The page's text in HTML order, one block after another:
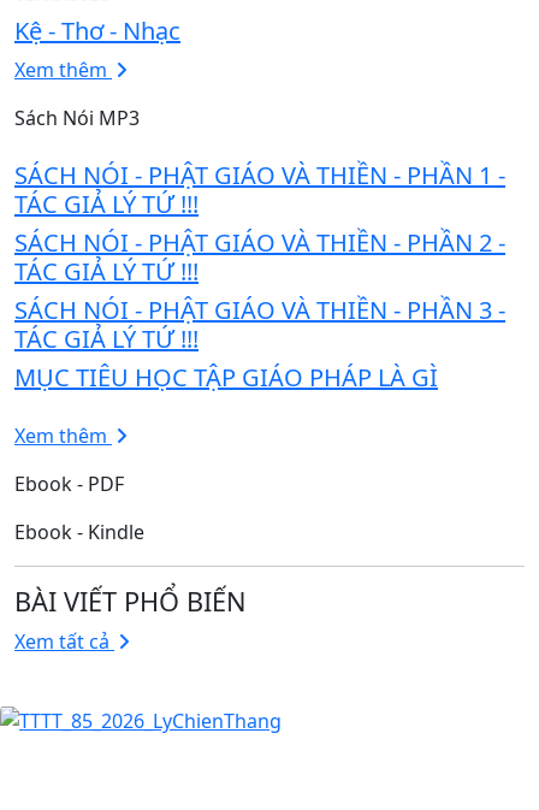
Kệ - Thơ - Nhạc
Xem thêm
Sách Nói MP3
SÁCH NÓI - PHẬT GIÁO VÀ THIỀN - PHẦN 1 -
TÁC GIẢ LÝ TỨ !!!
SÁCH NÓI - PHẬT GIÁO VÀ THIỀN - PHẦN 2 -
TÁC GIẢ LÝ TỨ !!!
SÁCH NÓI - PHẬT GIÁO VÀ THIỀN - PHẦN 3 -
TÁC GIẢ LÝ TỨ !!!
MỤC TIÊU HỌC TẬP GIÁO PHÁP LÀ GÌ
Xem thêm
Ebook - PDF
Ebook - Kindle
BÀI VIẾT PHỔ BIẾN
Xem tất cả